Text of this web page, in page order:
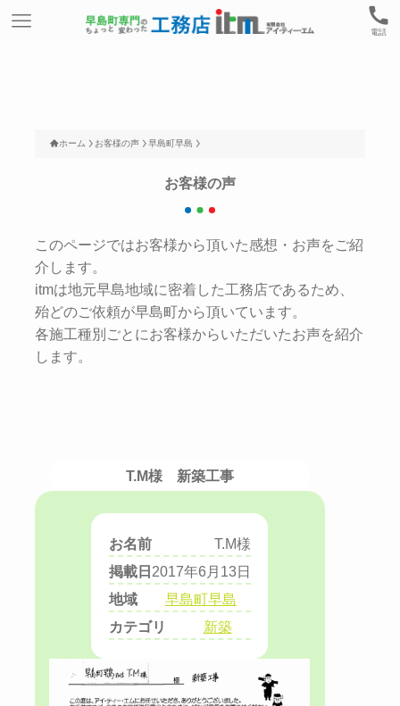
電話
ホーム お客様の声 早島町早島
お客様の声
このページではお客様から頂いた感想・お声をご紹
介します。
itmは地元早島地域に密着した工務店であるため、
殆どのご依頼が早島町から頂いています。
各施工種別ごとにお客様からいただいたお声を紹介
します。
T.M様 新築工事
お名前
T.M様
掲載日 2017年6月13日
地域
早島町早島
カテゴリ
新築